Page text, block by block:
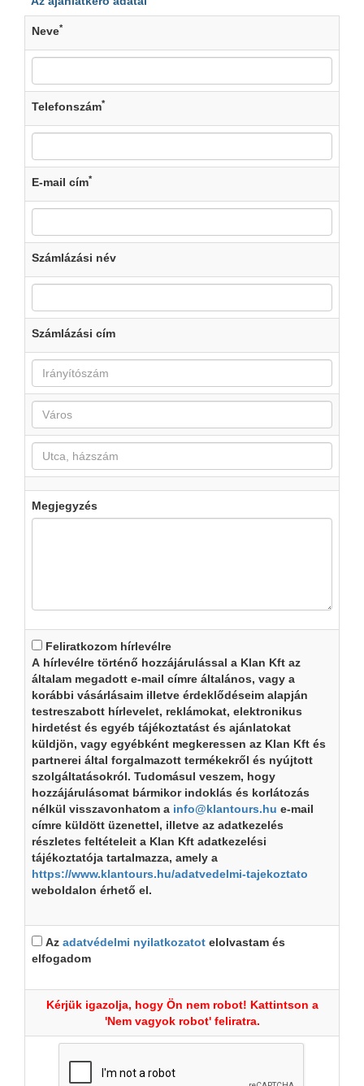
Neve*
Telefonszám*
E-mail cím*
Számlázási név
Számlázási cím
Megjegyzés
Feliratkozom hírlevélre
A hírlevélre történő hozzájárulással a Klan Kft az
általam megadott e-mail címre általános, vagy a
korábbi vásárlásaim illetve érdeklődéseim alapján
testreszabott hírlevelet, reklámokat, elektronikus
hirdetést és egyéb tájékoztatást és ajánlatokat
küldjön, vagy egyébként megkeressen az Klan Kft és
partnerei által forgalmazott termékekről és nyújtott
szolgáltatásokról. Tudomásul veszem, hogy
hozzájárulásomat bármikor indoklás és korlátozás
nélkül visszavonhatom a info@klantours.hu e-mail
címre küldött üzenettel, illetve az adatkezelés
részletes feltételeit a Klan Kft adatkezelési
tájékoztatója tartalmazza, amely a
https://www.klantours.hu/adatvedelmi-tajekoztato
weboldalon érhető el.
Az adatvédelmi nyilatkozatot elolvastam és
elfogadom
Kérjük igazolja, hogy Ön nem robot! Kattintson a
'Nem vagyok robot' feliratra.